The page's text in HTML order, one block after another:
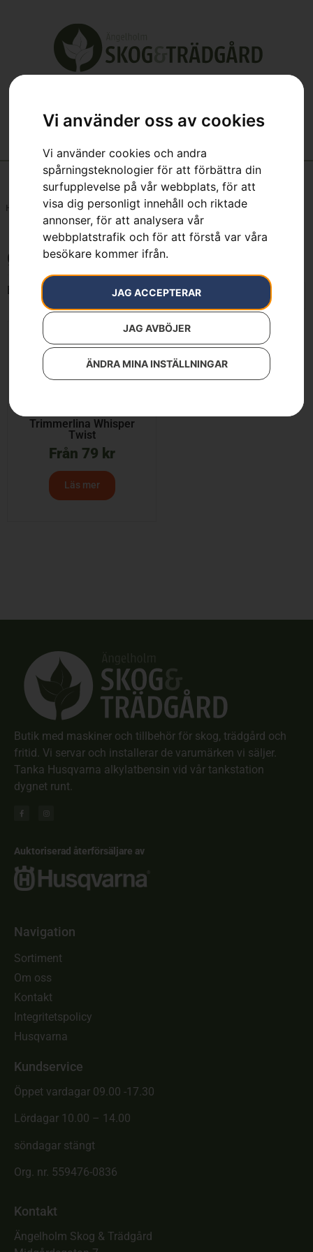
Vi använder oss av cookies
Vi använder cookies och andra
spårningsteknologier för att förbättra din
surfupplevelse på vår webbplats, för att
visa dig personligt innehåll och riktade
annonser, för att analysera vår
webbplatstrafik och för att förstå var våra
besökare kommer ifrån.
JAG ACCEPTERAR
JAG AVBÖJER
ÄNDRA MINA INSTÄLLNINGAR
Hem Ø2,7mm, 210m
Ø2,7mm, 210m
Endast ett sökresultat
Trimmerlina Whisper
Twist
Från 79 kr
Läs mer
Butik med maskiner och tillbehör för skog, trädgård och
fritid. Vi servar och installerar de varumärken vi säljer.
Tanka Husqvarna alkylatbensin vid vår tankstation
dygnet runt.
Auktoriserad återförsäljare av
Navigation
Sortiment
Om oss
Kontakt
Integritetspolicy
Husqvarna
Kundservice
Öppet vardagar 09.00 -17.30
Lördagar 10.00 – 14.00
söndagar stängt
Org. nr. 559476-0836
Kontakt
Ängelholm Skog & Trädgård